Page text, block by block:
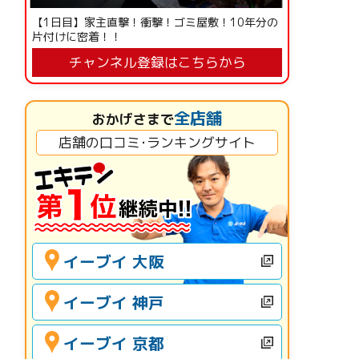
【1日目】家主直撃！衝撃！ゴミ屋敷！10年分の
片付けに密着！！
チャンネル登録はこちらから
おかげさまで全店舗
店舗の口コミ･ランキングサイト
イーブイ 大阪
イーブイ 神戸
イーブイ 京都